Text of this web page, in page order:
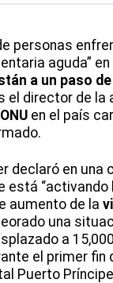
personas
aguda” en
a un paso
el director de la
ONU en el país
declaró en una
está “activando
aumento de la
una
a
el primer fin
Puerto